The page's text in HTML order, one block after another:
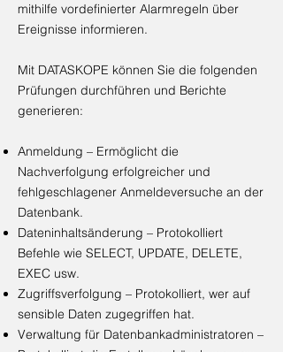
mithilfe vordefinierter Alarmregeln über
Ereignisse informieren.
Mit DATASKOPE können Sie die folgenden
Prüfungen durchführen und Berichte
generieren:
Anmeldung – Ermöglicht die
Nachverfolgung erfolgreicher und
fehlgeschlagener Anmeldeversuche an der
Datenbank.
Dateninhaltsänderung – Protokolliert
Befehle wie SELECT, UPDATE, DELETE,
EXEC usw.
Zugriffsverfolgung – Protokolliert, wer auf
sensible Daten zugegriffen hat.
Verwaltung für Datenbankadministratoren –